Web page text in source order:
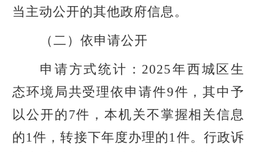
当主动公开的其他政府信息。
（二）依申请公开
申请方式统计： 2025年西城区生
态环境局共受理依申请件9件，其中予
以公开的7件 ，本机关不掌握相关信息
的1件，转接下年度办理的1件。行政诉